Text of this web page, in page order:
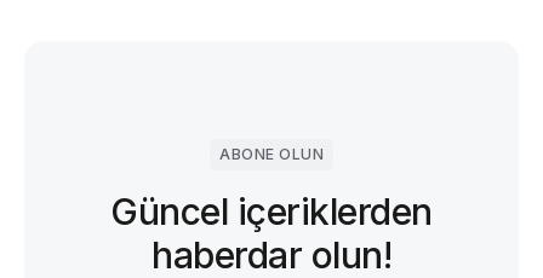
ABONE OLUN
Güncel içeriklerden
haberdar olun!